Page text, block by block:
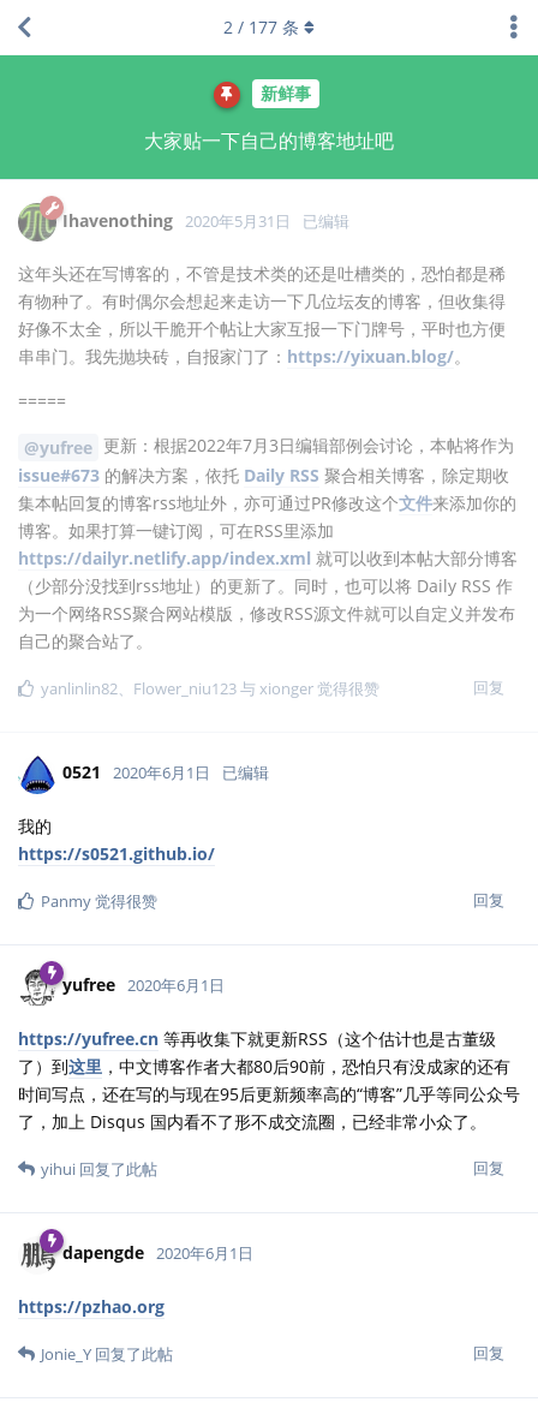
新鲜事
大家贴一下自己的博客地址吧
2 / 177 条
Ihavenothing 2020年5月31日 已编辑
这年头还在写博客的，不管是技术类的还是吐槽类的，恐怕都是稀
有物种了。有时偶尔会想起来走访一下几位坛友的博客，但收集得
好像不太全，所以干脆开个帖让大家互报一下门牌号，平时也方便
串串门。我先抛块砖，自报家门了： https://yixuan.blog/。
=====
@yufree 更新：根据2022年7月3日编辑部例会讨论，本帖将作为
issue#673 的解决方案，依托 Daily RSS 聚合相关博客，除定期收
集本帖回复的博客rss地址外，亦可通过PR修改这个文件来添加你的
博客。如果打算一键订阅，可在RSS里添加
https://dailyr.netlify.app/index.xml 就可以收到本帖大部分博客
（少部分没找到rss地址）的更新了。同时，也可以将 Daily RSS 作
为一个网络RSS聚合网站模版，修改RSS源文件就可以自定义并发布
自己的聚合站了。
回复
yanlinlin82 Flower_niu123与 xionger觉得很赞
0521 2020年6月1日 已编辑
我的
https://s0521.github.io/
回复
Panmy觉得很赞
yufree 2020年6月1日
https://yufree.cn 等再收集下就更新RSS（这个估计也是古董级
了）到这里 ，中文博客作者大都80后90前，恐怕只有没成家的还有
时间写点，还在写的与现在95后更新频率高的“博客”几乎等同公众号
了，加上 Disqus 国内看不了形不成交流圈，已经非常小众了。
回复
yihui 回复了此帖
dapengde 2020年6月1日
https://pzhao.org
回复
Jonie_Y 回复了此帖